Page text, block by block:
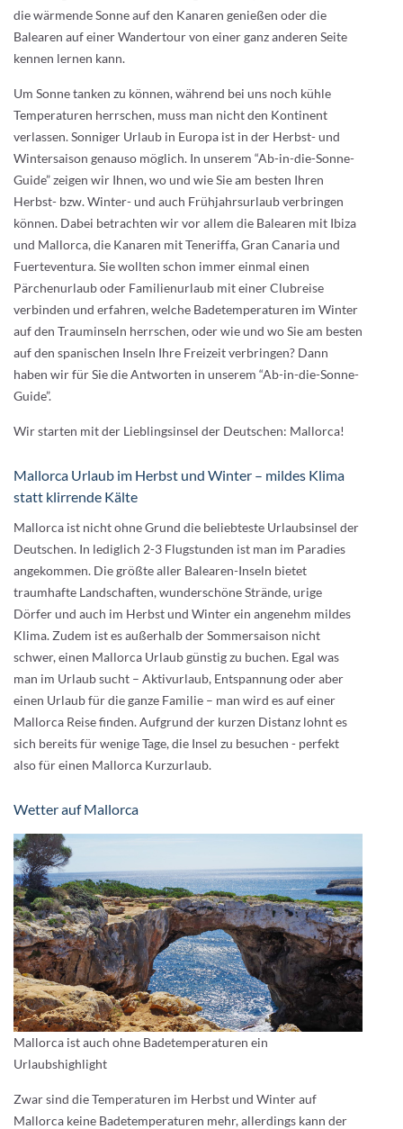
die wärmende Sonne auf den Kanaren genießen oder die
Balearen auf einer Wandertour von einer ganz anderen Seite
kennen lernen kann.
Um Sonne tanken zu können, während bei uns noch kühle
Temperaturen herrschen, muss man nicht den Kontinent
verlassen. Sonniger Urlaub in Europa ist in der Herbst- und
Wintersaison genauso möglich. In unserem “Ab-in-die-Sonne-
Guide” zeigen wir Ihnen, wo und wie Sie am besten Ihren
Herbst- bzw. Winter- und auch Frühjahrsurlaub verbringen
können. Dabei betrachten wir vor allem die Balearen mit Ibiza
und Mallorca, die Kanaren mit Teneriffa, Gran Canaria und
Fuerteventura. Sie wollten schon immer einmal einen
Pärchenurlaub oder Familienurlaub mit einer Clubreise
verbinden und erfahren, welche Badetemperaturen im Winter
auf den Trauminseln herrschen, oder wie und wo Sie am besten
auf den spanischen Inseln Ihre Freizeit verbringen? Dann
haben wir für Sie die Antworten in unserem “Ab-in-die-Sonne-
Guide”.
Wir starten mit der Lieblingsinsel der Deutschen: Mallorca!
Mallorca Urlaub im Herbst und Winter – mildes Klima
statt klirrende Kälte
Mallorca ist nicht ohne Grund die beliebteste Urlaubsinsel der
Deutschen. In lediglich 2-3 Flugstunden ist man im Paradies
angekommen. Die größte aller Balearen-Inseln bietet
traumhafte Landschaften, wunderschöne Strände, urige
Dörfer und auch im Herbst und Winter ein angenehm mildes
Klima. Zudem ist es außerhalb der Sommersaison nicht
schwer, einen Mallorca Urlaub günstig zu buchen. Egal was
man im Urlaub sucht – Aktivurlaub, Entspannung oder aber
einen Urlaub für die ganze Familie – man wird es auf einer
Mallorca Reise finden. Aufgrund der kurzen Distanz lohnt es
sich bereits für wenige Tage, die Insel zu besuchen - perfekt
also für einen Mallorca Kurzurlaub.
Wetter auf Mallorca
Mallorca ist auch ohne Badetemperaturen ein
Urlaubshighlight
Zwar sind die Temperaturen im Herbst und Winter auf
Mallorca keine Badetemperaturen mehr, allerdings kann der